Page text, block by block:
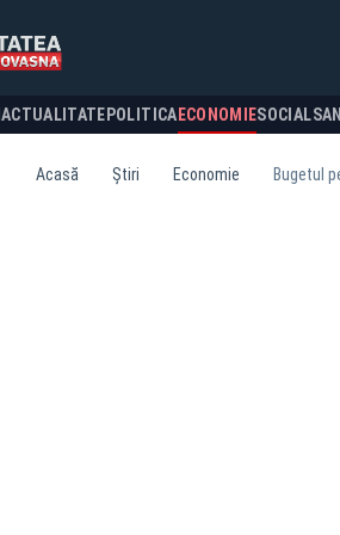
ACTUALITATE POLITICA ECONOMIESOCIAL
Acasă Știri Economie Bugetul